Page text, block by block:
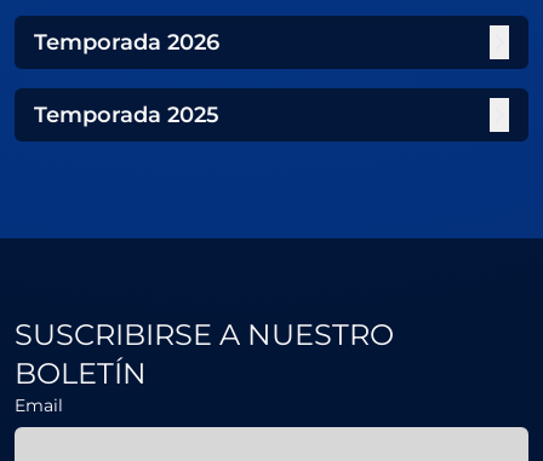
Temporada 2026
Temporada 2025
SUSCRIBIRSE A NUESTRO
BOLETÍN
Email